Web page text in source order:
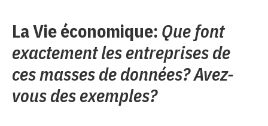
La Vie économique: Que font
exactement les entreprises de
ces masses de données? Avez-
vous des exemples?